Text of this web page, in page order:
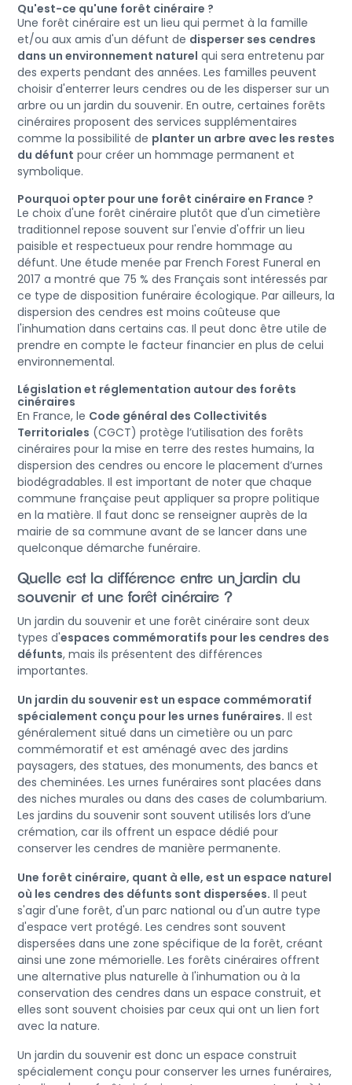
Qu'est-ce qu'une forêt cinéraire ?
Une forêt cinéraire est un lieu qui permet à la famille
et/ou aux amis d'un défunt de disperser ses cendres
dans un environnement naturel qui sera entretenu par
des experts pendant des années. Les familles peuvent
choisir d'enterrer leurs cendres ou de les disperser sur un
arbre ou un jardin du souvenir. En outre, certaines forêts
cinéraires proposent des services supplémentaires
comme la possibilité de planter un arbre avec les restes
du défunt pour créer un hommage permanent et
symbolique.
Pourquoi opter pour une forêt cinéraire en France ?
Le choix d'une forêt cinéraire plutôt que d'un cimetière
traditionnel repose souvent sur l'envie d'offrir un lieu
paisible et respectueux pour rendre hommage au
défunt. Une étude menée par French Forest Funeral en
2017 a montré que 75 % des Français sont intéressés par
ce type de disposition funéraire écologique. Par ailleurs, la
dispersion des cendres est moins coûteuse que
l'inhumation dans certains cas. Il peut donc être utile de
prendre en compte le facteur financier en plus de celui
environnemental.
Législation et réglementation autour des forêts
cinéraires
En France, le Code général des Collectivités
Territoriales (CGCT) protège l’utilisation des forêts
cinéraires pour la mise en terre des restes humains, la
dispersion des cendres ou encore le placement d’urnes
biodégradables. Il est important de noter que chaque
commune française peut appliquer sa propre politique
en la matière. Il faut donc se renseigner auprès de la
mairie de sa commune avant de se lancer dans une
quelconque démarche funéraire.
Quelle est la différence entre un jardin du
souvenir et une forêt cinéraire ?
Un jardin du souvenir et une forêt cinéraire sont deux
types d'espaces commémoratifs pour les cendres des
défunts, mais ils présentent des différences
importantes.
Un jardin du souvenir est un espace commémoratif
spécialement conçu pour les urnes funéraires. Il est
généralement situé dans un cimetière ou un parc
commémoratif et est aménagé avec des jardins
paysagers, des statues, des monuments, des bancs et
des cheminées. Les urnes funéraires sont placées dans
des niches murales ou dans des cases de columbarium.
Les jardins du souvenir sont souvent utilisés lors d’une
crémation, car ils offrent un espace dédié pour
conserver les cendres de manière permanente.
Une forêt cinéraire, quant à elle, est un espace naturel
où les cendres des défunts sont dispersées. Il peut
s'agir d'une forêt, d'un parc national ou d'un autre type
d'espace vert protégé. Les cendres sont souvent
dispersées dans une zone spécifique de la forêt, créant
ainsi une zone mémorielle. Les forêts cinéraires offrent
une alternative plus naturelle à l'inhumation ou à la
conservation des cendres dans un espace construit, et
elles sont souvent choisies par ceux qui ont un lien fort
avec la nature.
Un jardin du souvenir est donc un espace construit
spécialement conçu pour conserver les urnes funéraires,